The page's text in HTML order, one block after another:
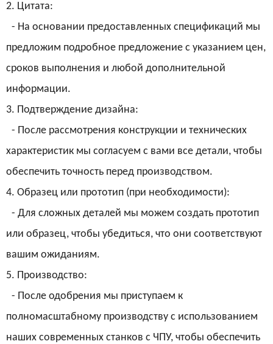
2. Цитата:
- На основании предоставленных спецификаций мы
предложим подробное предложение с указанием цен,
сроков выполнения и любой дополнительной
информации.
3. Подтверждение дизайна:
- После рассмотрения конструкции и технических
характеристик мы согласуем с вами все детали, чтобы
обеспечить точность перед производством.
4. Образец или прототип (при необходимости):
- Для сложных деталей мы можем создать прототип
или образец, чтобы убедиться, что они соответствуют
вашим ожиданиям.
5. Производство:
- После одобрения мы приступаем к
полномасштабному производству с использованием
наших современных станков с ЧПУ, чтобы обеспечить